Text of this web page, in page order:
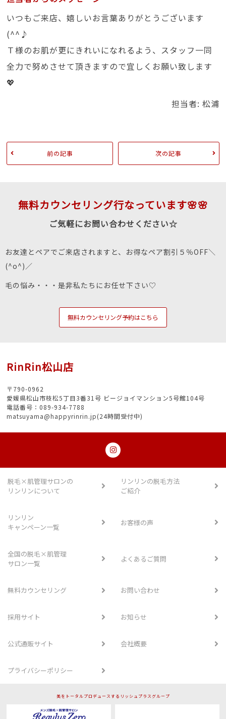
いつもご来店、嬉しいお言葉ありがとうございます
(^^♪
Ｔ様のお肌が更にきれいになれるよう、スタッフ一同
全力で努めさせて頂きますので宜しくお願い致します
💖
担当者: 松浦
前の記事 次の記事
無料カウンセリング行なっています🌸🌸
ご気軽にお問い合わせください☆
お友達とペアでご来店されますと、お得なペア割引５％OFF＼
(^o^)／
毛の悩み・・・是非私たちにお任せ下さい♡
無料カウンセリング予約はこちら
RinRin松山店
〒790-0962
愛媛県松山市枝松5丁目3番31号 ビージョイマンション5号館104号
電話番号：089-934-7788
matsuyama@happyrinrin.jp(24時間受付中)
脱毛×肌管理サロンの
リンリンについて
リンリンの脱毛方法
ご紹介
リンリン
キャンペーン一覧
お客様の声
全国の脱毛×肌管理
サロン一覧
よくあるご質問
無料カウンセリング お問い合わせ
採用サイト お知らせ
公式通販サイト 会社概要
プライバシーポリシー
美をトータルプロデュースするリッシュプラスグループ